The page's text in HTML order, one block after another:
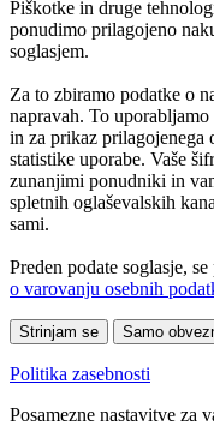
Piškotke in druge
ponudimo prilagojeno
soglasjem.
Za to zbiramo podatke o
napravah. To
in za prikaz prilagojenega
statistike uporabe. Vaše
zunanjimi ponudniki in
spletnih oglaševalskih
sami.
Preden podate soglasje,
o varovanju osebnih
Strinjam se Samo
Politika zasebnosti
Posamezne nastavitve za